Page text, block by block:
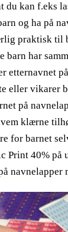
du kan f.eks
og ha på
praktisk til
barn har
etternavnet
eller vikarer
på
klærne
for barnet
Print 40% på
navnelapper